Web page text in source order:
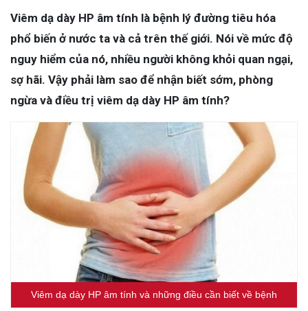
Viêm dạ dày HP âm tính là bệnh lý đường tiêu hóa
phổ biến ở nước ta và cả trên thế giới. Nói về mức độ
nguy hiểm của nó, nhiều người không khỏi quan ngại,
sợ hãi. Vậy phải làm sao để nhận biết sớm, phòng
ngừa và điều trị viêm dạ dày HP âm tính?
Viêm dạ dày HP âm tính và những điều cần biết về bệnh